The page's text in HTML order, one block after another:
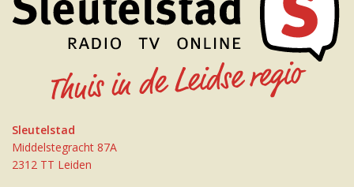
Sleutelstad
Middelstegracht 87A
2312 TT Leiden